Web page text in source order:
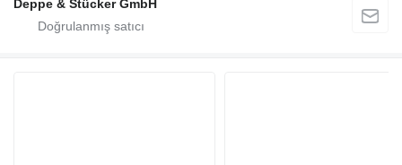
Deppe & Stücker GmbH